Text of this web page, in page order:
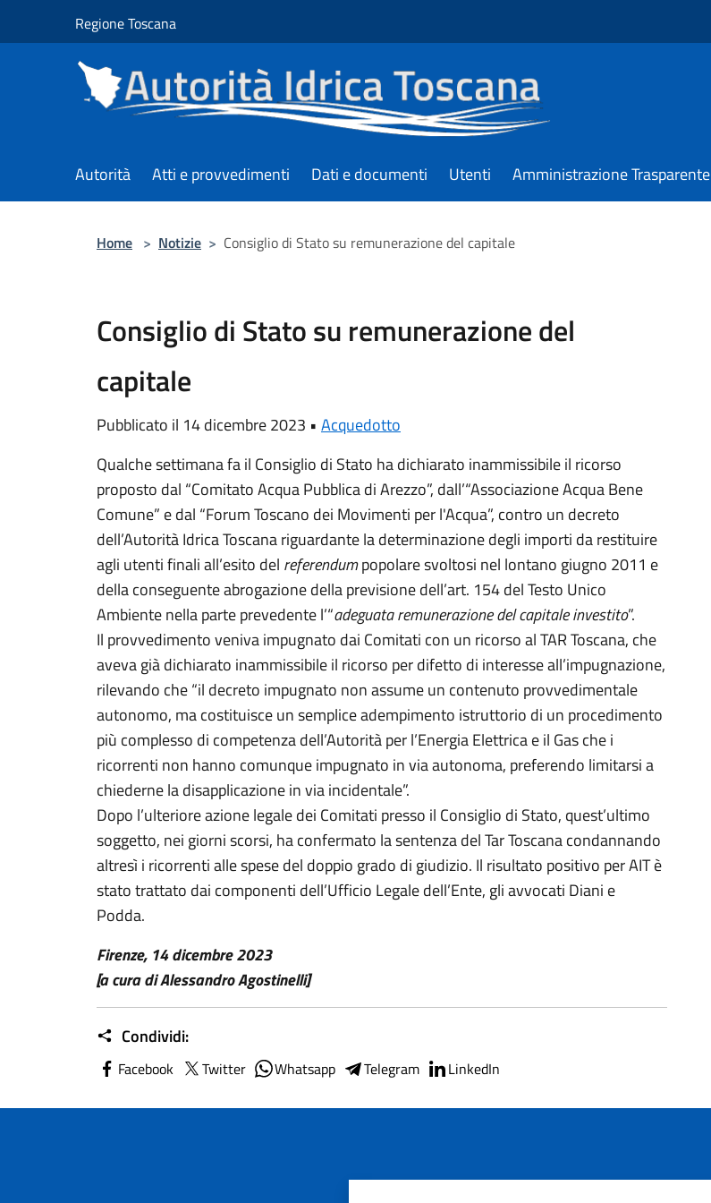
Regione Toscana
Autorità Atti e provvedimenti Dati e documenti Utenti Amministrazione Trasparente
Home > Notizie > Consiglio di Stato su remunerazione del capitale
Consiglio di Stato su remunerazione del
capitale
Pubblicato il 14 dicembre 2023 • Acquedotto
Qualche settimana fa il Consiglio di Stato ha dichiarato inammissibile il ricorso
proposto dal “Comitato Acqua Pubblica di Arezzo”, dall’“Associazione Acqua Bene
Comune” e dal “Forum Toscano dei Movimenti per l'Acqua”, contro un decreto
dell’Autorità Idrica Toscana riguardante la determinazione degli importi da restituire
agli utenti finali all’esito del referendumpopolare svoltosi nel lontano giugno 2011 e
della conseguente abrogazione della previsione dell’art. 154 del Testo Unico
Ambiente nella parte prevedente l’“adeguata remunerazione del capitale investito”.
Il provvedimento veniva impugnato dai Comitati con un ricorso al TAR Toscana, che
aveva già dichiarato inammissibile il ricorso per difetto di interesse all’impugnazione,
rilevando che “il decreto impugnato non assume un contenuto provvedimentale
autonomo, ma costituisce un semplice adempimento istruttorio di un procedimento
più complesso di competenza dell’Autorità per l’Energia Elettrica e il Gas che i
ricorrenti non hanno comunque impugnato in via autonoma, preferendo limitarsi a
chiederne la disapplicazione in via incidentale”.
Dopo l’ulteriore azione legale dei Comitati presso il Consiglio di Stato, quest’ultimo
soggetto, nei giorni scorsi, ha confermato la sentenza del Tar Toscana condannando
altresì i ricorrenti alle spese del doppio grado di giudizio. Il risultato positivo per AIT è
stato trattato dai componenti dell’Ufficio Legale dell’Ente, gli avvocati Diani e
Podda.
Firenze, 14 dicembre 2023
[a cura di Alessandro Agostinelli]
Condividi:
Facebook Twitter Whatsapp Telegram LinkedIn